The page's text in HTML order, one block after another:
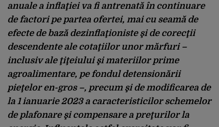
anuale a inflaţiei va fi antrenată în continuare
de factori pe partea ofertei, mai cu seamă de
efecte de bază dezinflaţioniste şi de corecţii
descendente ale cotaţiilor unor mărfuri –
inclusiv ale ţiţeiului şi materiilor prime
agroalimentare, pe fondul detensionării
pieţelor en-gros –, precum şi de modificarea de
la 1 ianuarie 2023 a caracteristicilor schemelor
de plafonare şi compensare a preţurilor la